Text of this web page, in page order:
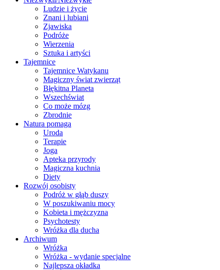
Ludzie i życie
Znani i lubiani
Zjawiska
Podróże
Wierzenia
Sztuka i artyści
Tajemnice
Tajemnice Watykanu
Magiczny świat zwierząt
Błękitna Planeta
Wszechświat
Co może mózg
Zbrodnie
Natura pomaga
Uroda
Terapie
Joga
Apteka przyrody
Magiczna kuchnia
Diety
Rozwój osobisty
Podróż w głąb duszy
W poszukiwaniu mocy
Kobieta i mężczyzna
Psychotesty
Wróżka dla ducha
Archiwum
Wróżka
Wróżka - wydanie specjalne
Najlepsza okładka